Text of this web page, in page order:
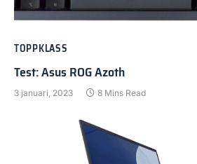
TOPPKLASS
Test: Asus ROG Azoth
3 januari, 2023 8 Mins Read